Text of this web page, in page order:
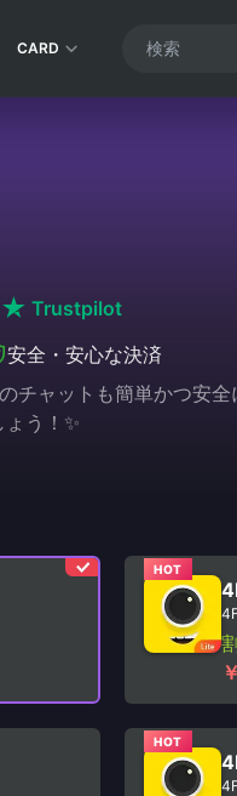
CARD
Trustpilot
安全・安心な決済
チャットも簡単かつ安
う！✨
HOT
HOT